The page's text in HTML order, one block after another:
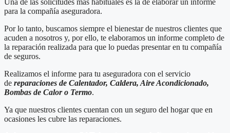
Una de las solicitudes más habituales es la de elaborar un informe
para la compañía aseguradora.
Por lo tanto, buscamos siempre el bienestar de nuestros clientes que
acuden a nosotros y, por ello, te elaboramos un informe completo de
la reparación realizada para que lo puedas presentar en tu compañía
de seguros.
Realizamos el informe para tu aseguradora con el servicio
de reparaciones de Calentador, Caldera, Aire Acondicionado,
Bombas de Calor o Termo.
Ya que nuestros clientes cuentan con un seguro del hogar que en
ocasiones les cubre las reparaciones.